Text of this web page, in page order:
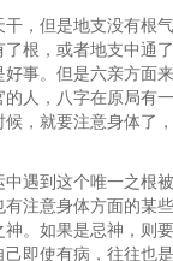
干，但是地支没有根
根，或者地支中通
事。但是六亲方面
人，八字在原局有
，就要注意身体了
中遇到这个唯一之根
注意身体方面的某
。如果是忌神，则
即使有病，往往也是